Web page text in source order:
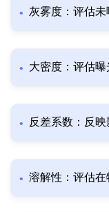
灰雾度：评估
大密度：评估
反差系数：反
溶解性：评估